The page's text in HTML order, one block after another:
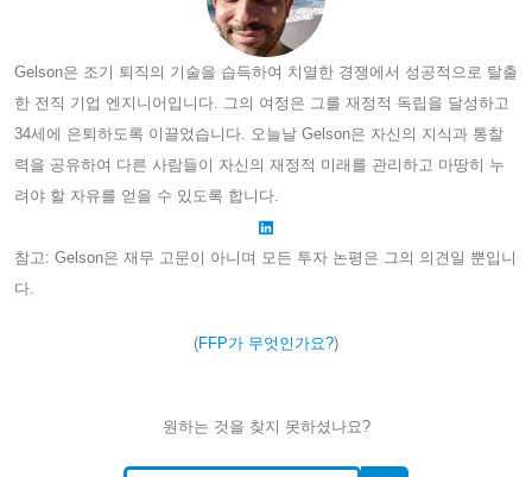
Gelson은 조기 퇴직의 기술을 습득하여 치열한 경쟁에서 성공적으로 탈출
한 전직 기업 엔지니어입니다. 그의 여정은 그를 재정적 독립을 달성하고
34세에 은퇴하도록 이끌었습니다. 오늘날 Gelson은 자신의 지식과 통찰
력을 공유하여 다른 사람들이 자신의 재정적 미래를 관리하고 마땅히 누
려야 할 자유를 얻을 수 있도록 합니다.
참고: Gelson은 재무 고문이 아니며 모든 투자 논평은 그의 의견일 뿐입니
다.
(FFP가 무엇인가요?)
원하는 것을 찾지 못하셨나요?